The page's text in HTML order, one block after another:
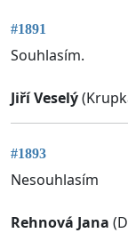
#1891
Souhlasím.
Jiří Veselý
#1893
Nesouhlasím
Rehnová Jana